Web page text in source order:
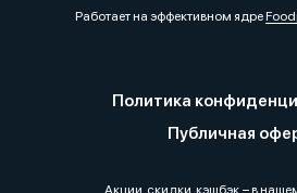
Работает на эффективном ядре
Политика
Публичная
Акции, скидки, кэшбэк − в